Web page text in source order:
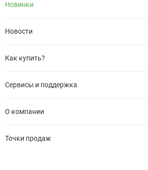
Новинки
Новости
Как купить?
Сервисы и поддержка
О компании
Точки продаж